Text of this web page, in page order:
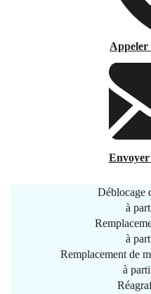
Appeler
Envoyer
Déblocage
à
à
Remplacement de
à